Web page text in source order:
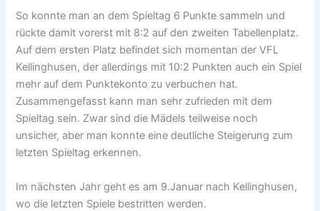
So konnte man an dem Spieltag 6 Punkte sammeln und
rückte damit vorerst mit 8:2 auf den zweiten Tabellenplatz.
Auf dem ersten Platz befindet sich momentan der VFL
Kellinghusen, der allerdings mit 10:2 Punkten auch ein Spiel
mehr auf dem Punktekonto zu verbuchen hat.
Zusammengefasst kann man sehr zufrieden mit dem
Spieltag sein. Zwar sind die Mädels teilweise noch
unsicher, aber man konnte eine deutliche Steigerung zum
letzten Spieltag erkennen.
Im nächsten Jahr geht es am 9.Januar nach Kellinghusen,
wo die letzten Spiele bestritten werden.